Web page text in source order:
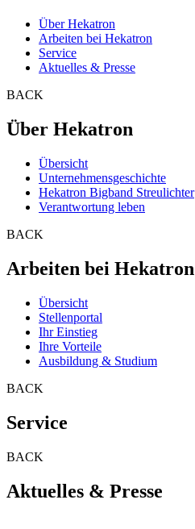
Über Hekatron
Arbeiten bei Hekatron
Service
Aktuelles & Presse
BACK
Über Hekatron
Übersicht
Unternehmensgeschichte
Hekatron Bigband Streulichter
Verantwortung leben
BACK
Arbeiten bei Hekatron
Übersicht
Stellenportal
Ihr Einstieg
Ihre Vorteile
Ausbildung & Studium
BACK
Service
BACK
Aktuelles & Presse